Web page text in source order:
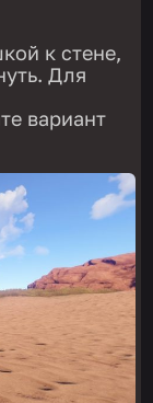
к стене,
Для
вариант